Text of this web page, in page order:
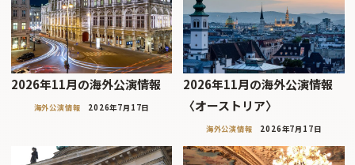
2026年11月の海外公演情報
海外公演情報 2026年7月17日
2026年11月の海外公演情報
〈オーストリア〉
海外公演情報 2026年7月17日